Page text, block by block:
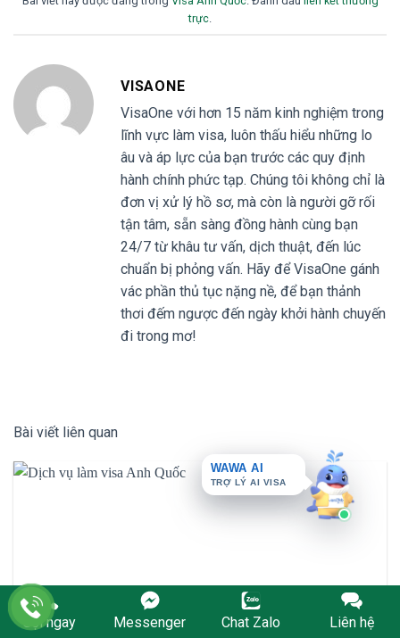
WAWA AI
TRỢ LÝ AI VISA
trực
VISAONE
VisaOne với hơn 15 năm kinh nghiệm trong
lĩnh vực làm visa, luôn thấu hiểu những lo
âu và áp lực của bạn trước các quy định
hành chính phức tạp. Chúng tôi không chỉ là
đơn vị xử lý hồ sơ, mà còn là người gỡ rối
tận tâm, sẵn sàng đồng hành cùng bạn
24/7 từ khâu tư vấn, dịch thuật, đến lúc
chuẩn bị phỏng vấn. Hãy để VisaOne gánh
vác phần thủ tục nặng nề, để bạn thảnh
thơi đếm ngược đến ngày khởi hành chuyến
đi trong mơ!
Bài viết liên quan
Gọi ngay Messenger Chat Zalo Liên hệ